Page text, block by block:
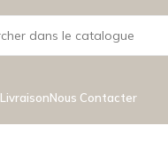
LivraisonNous Contacter